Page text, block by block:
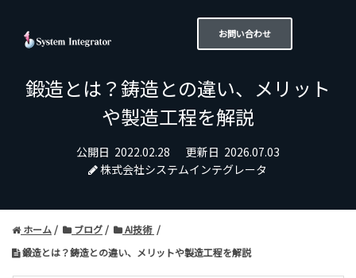
お問い合わせ
鍛造とは？鋳造との違い、メリット
や製造工程を解説
公開日 2022.02.28 更新日 2026.07.03
株式会社システムインテグレータ
ホーム ブログ
AI技術
鍛造とは？鋳造との違い、メリットや製造工程を解説